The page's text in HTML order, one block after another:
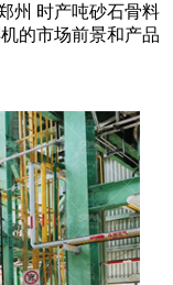
州 时产吨砂石骨料
的市场前景和产品